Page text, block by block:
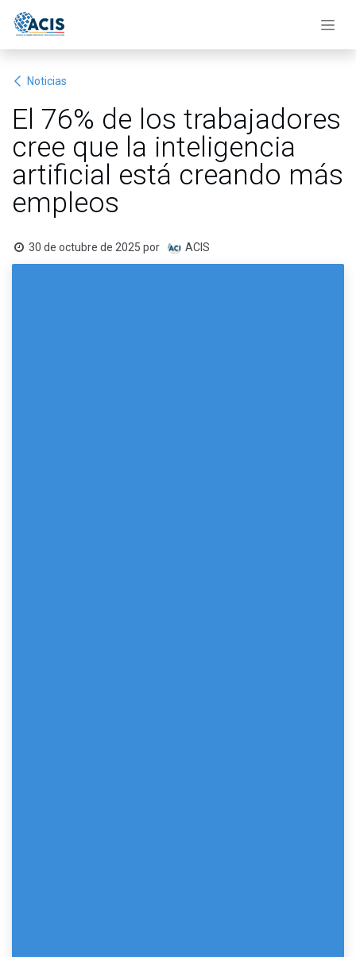
Noticias
El 76% de los trabajadores
cree que la inteligencia
artificial está creando más
empleos
30 de octubre de 2025 por ACIS